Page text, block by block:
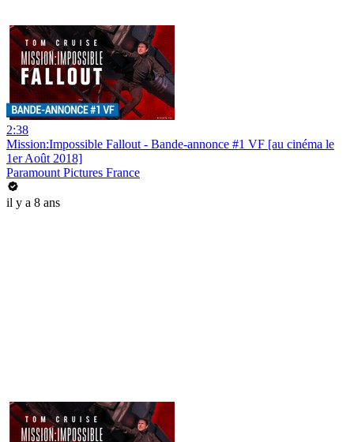
2:38
Mission:Impossible Fallout - Bande-annonce #1 VF [au cinéma le
1er Août 2018]
Paramount Pictures France
il y a 8 ans